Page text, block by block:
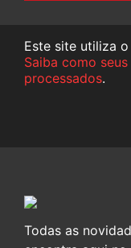
Este site utiliza
Saiba como
processados.
Todas as